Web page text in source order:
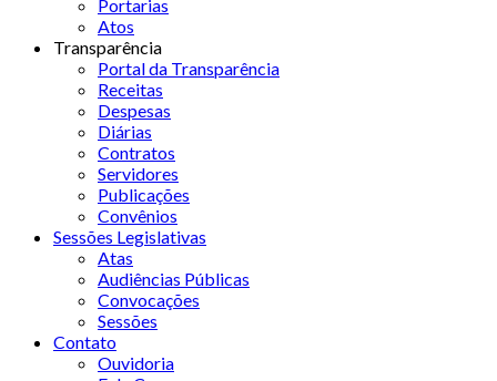
Portarias
Atos
Transparência
Portal da Transparência
Receitas
Despesas
Diárias
Contratos
Servidores
Publicações
Convênios
Sessões Legislativas
Atas
Audiências Públicas
Convocações
Sessões
Contato
Ouvidoria